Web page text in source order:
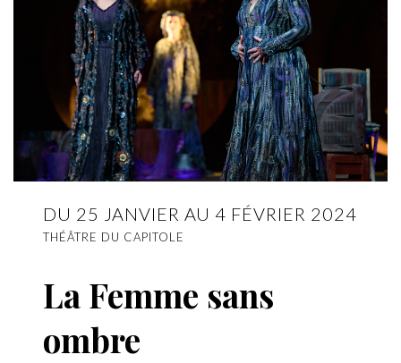
DU 25 JANVIER AU 4 FÉVRIER 2024
THÉÂTRE DU CAPITOLE
La Femme sans
ombre